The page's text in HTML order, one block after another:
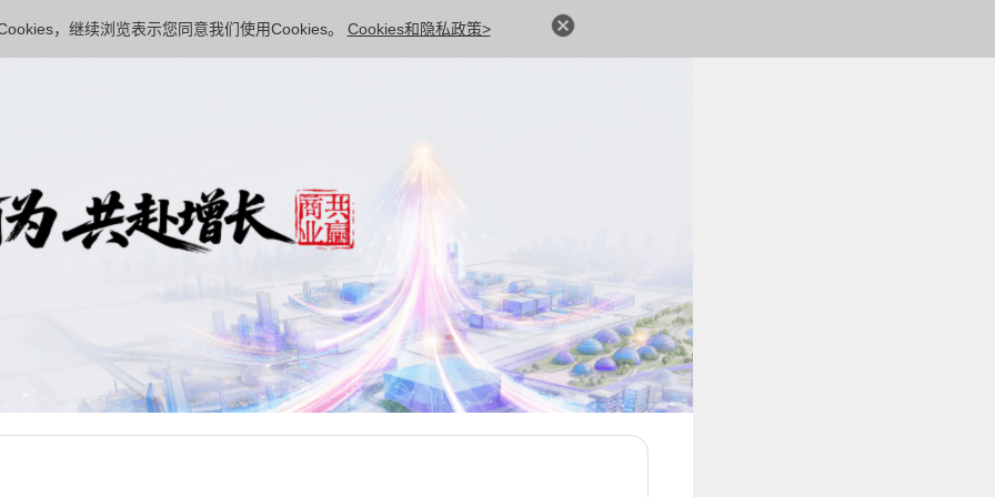
，继续浏览表示您同意我们使用Cookies。 Cookies和隐私政策>